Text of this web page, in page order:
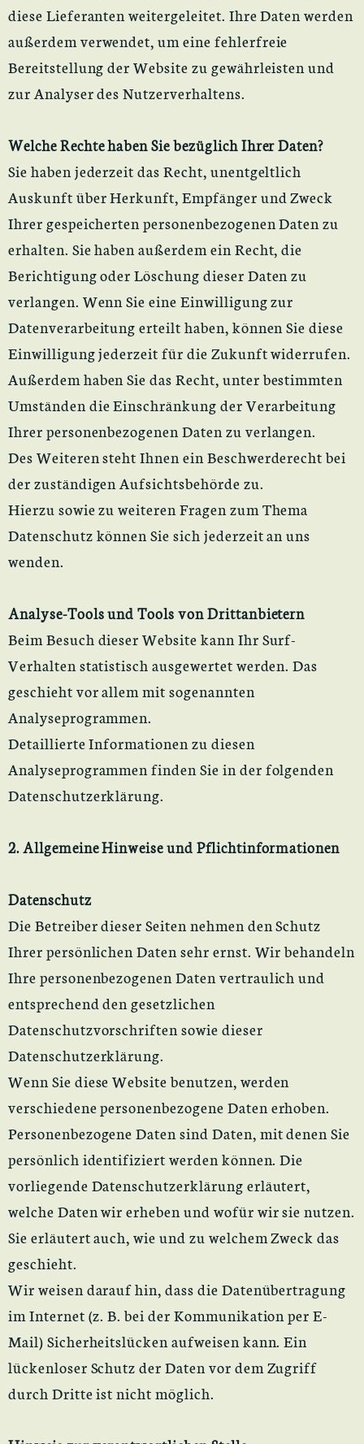
diese Lieferanten weitergeleitet. Ihre Daten werden
außerdem verwendet, um eine fehlerfreie
Bereitstellung der Website zu gewährleisten und
zur Analyser des Nutzerverhaltens.
Welche Rechte haben Sie bezüglich Ihrer Daten?
Sie haben jederzeit das Recht, unentgeltlich
Auskunft über Herkunft, Empfänger und Zweck
Ihrer gespeicherten personenbezogenen Daten zu
erhalten. Sie haben außerdem ein Recht, die
Berichtigung oder Löschung dieser Daten zu
verlangen. Wenn Sie eine Einwilligung zur
Datenverarbeitung erteilt haben, können Sie diese
Einwilligung jederzeit für die Zukunft widerrufen.
Außerdem haben Sie das Recht, unter bestimmten
Umständen die Einschränkung der Verarbeitung
Ihrer personenbezogenen Daten zu verlangen.
Des Weiteren steht Ihnen ein Beschwerderecht bei
der zuständigen Aufsichtsbehörde zu.
Hierzu sowie zu weiteren Fragen zum Thema
Datenschutz können Sie sich jederzeit an uns
wenden.
Analyse-Tools und Tools von Drittanbietern
Beim Besuch dieser Website kann Ihr Surf-
Verhalten statistisch ausgewertet werden. Das
geschieht vor allem mit sogenannten
Analyseprogrammen.
Detaillierte Informationen zu diesen
Analyseprogrammen finden Sie in der folgenden
Datenschutzerklärung.
2. Allgemeine Hinweise und Pflichtinformationen
Datenschutz
Die Betreiber dieser Seiten nehmen den Schutz
Ihrer persönlichen Daten sehr ernst. Wir behandeln
Ihre personenbezogenen Daten vertraulich und
entsprechend den gesetzlichen
Datenschutzvorschriften sowie dieser
Datenschutzerklärung.
Wenn Sie diese Website benutzen, werden
verschiedene personenbezogene Daten erhoben.
Personenbezogene Daten sind Daten, mit denen Sie
persönlich identifiziert werden können. Die
vorliegende Datenschutzerklärung erläutert,
welche Daten wir erheben und wofür wir sie nutzen.
Sie erläutert auch, wie und zu welchem Zweck das
geschieht.
Wir weisen darauf hin, dass die Datenübertragung
im Internet (z. B. bei der Kommunikation per E-
Mail) Sicherheitslücken aufweisen kann. Ein
lückenloser Schutz der Daten vor dem Zugriff
durch Dritte ist nicht möglich.